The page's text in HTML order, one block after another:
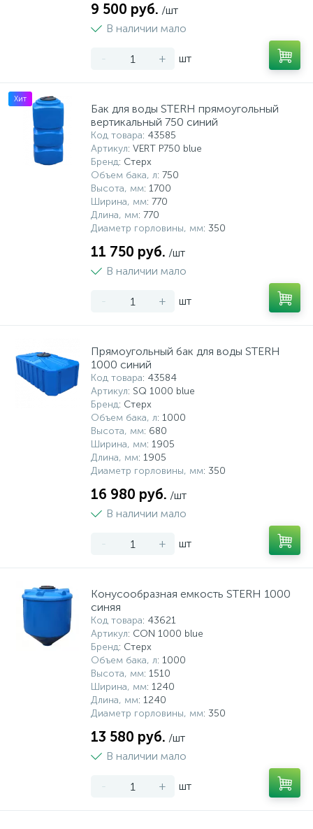
9 500 руб. /шт
В наличии мало
- + шт
Хит
Бак для воды STERH прямоугольный
вертикальный 750 синий
Код товара: 43585
Артикул: VERT P750 blue
Бренд: Стерх
Объем бака, л: 750
Высота, мм: 1700
Ширина, мм: 770
Длина, мм: 770
Диаметр горловины, мм: 350
11 750 руб. /шт
В наличии мало
- + шт
Прямоугольный бак для воды STERH
1000 синий
Код товара: 43584
Артикул: SQ 1000 blue
Бренд: Стерх
Объем бака, л: 1000
Высота, мм: 680
Ширина, мм: 1905
Длина, мм: 1905
Диаметр горловины, мм: 350
16 980 руб. /шт
В наличии мало
- + шт
Конусообразная емкость STERH 1000
синяя
Код товара: 43621
Артикул: CON 1000 blue
Бренд: Стерх
Объем бака, л: 1000
Высота, мм: 1510
Ширина, мм: 1240
Длина, мм: 1240
Диаметр горловины, мм: 350
13 580 руб. /шт
В наличии мало
- + шт